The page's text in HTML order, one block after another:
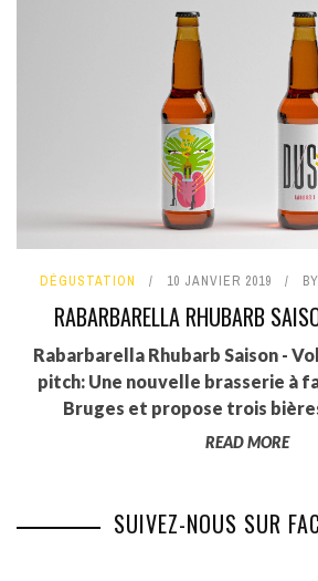
DÉGUSTATION 10 JANVIER 2019 BY
RABARBARELLA RHUBARB
Rabarbarella Rhubarb Saison -
pitch: Une nouvelle brasserie à
Bruges et propose trois
READ MORE
SUIVEZ-NOUS SUR